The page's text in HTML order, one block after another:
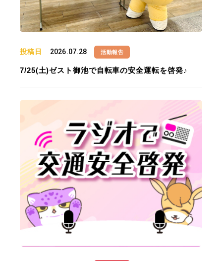
投稿日 2026.07.28 活動報告
7/25(土)ゼスト御池で自転車の安全運転を啓発♪